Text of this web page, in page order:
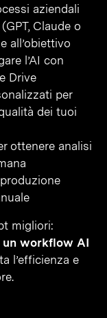
aziendali
Claude o
all’obiettivo
l’AI con
Drive
per
dei tuoi
ottenere analisi
migliori:
workflow AI
l’efficienza e